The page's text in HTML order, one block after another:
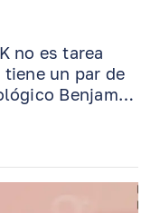
no es tarea
un par de
Benjamin,
nuestra